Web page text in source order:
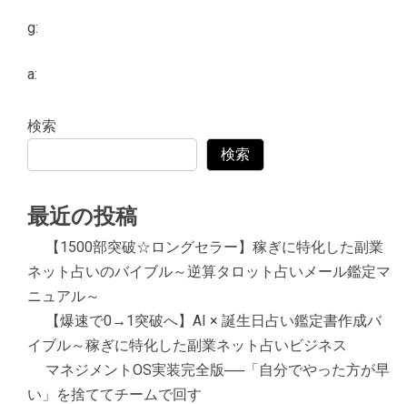
g:
a:
検索
検索
最近の投稿
【1500部突破☆ロングセラー】稼ぎに特化した副業
ネット占いのバイブル～逆算タロット占いメール鑑定マ
ニュアル～
【爆速で0→1突破へ】AI × 誕生日占い鑑定書作成バ
イブル～稼ぎに特化した副業ネット占いビジネス
マネジメントOS実装完全版──「自分でやった方が早
い」を捨ててチームで回す